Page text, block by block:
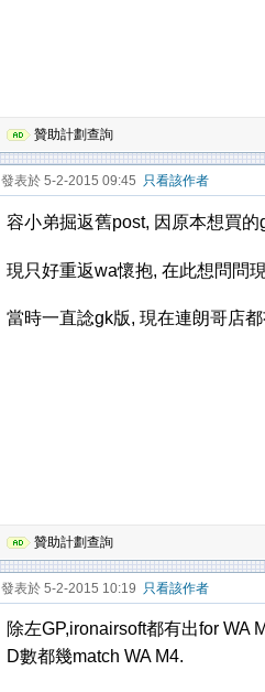
贊助計劃查詢
發表於 5-2-2015 09:45 只看該作者
容小弟掘返舊post, 因原本想買
現只好重返wa懷抱, 在此想問問
當時一直諗gk版, 現在連朗哥店
贊助計劃查詢
發表於 5-2-2015 10:19 只看該作者
除左GP,ironairsoft都有出for WA
D數都幾match WA M4.